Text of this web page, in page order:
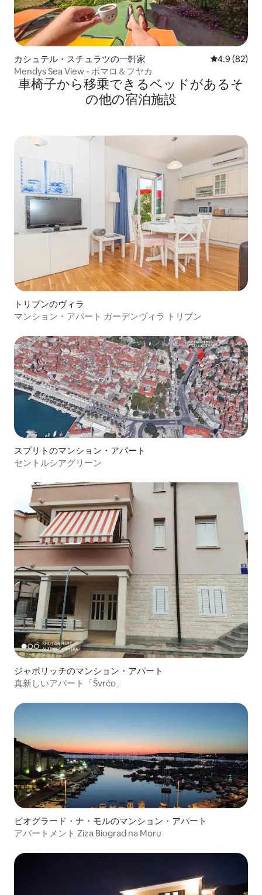
カシュテル・スチュラツの一軒家 レビュー82
4.9 (82)
Mendys Sea View - ポマロ＆フヤカ
車椅子から移乗できるベッドがあるそ
の他の宿泊施設
トリブンのヴィラ
マンション・アパート ガーデンヴィラ トリブン
スプリトのマンション・アパート
セントルシアグリーン
ジャボリッチのマンション・アパート
真新しいアパート「Švrćo」
ビオグラード・ナ・モルのマンション・アパート
アパートメント Ziza Biograd na Moru